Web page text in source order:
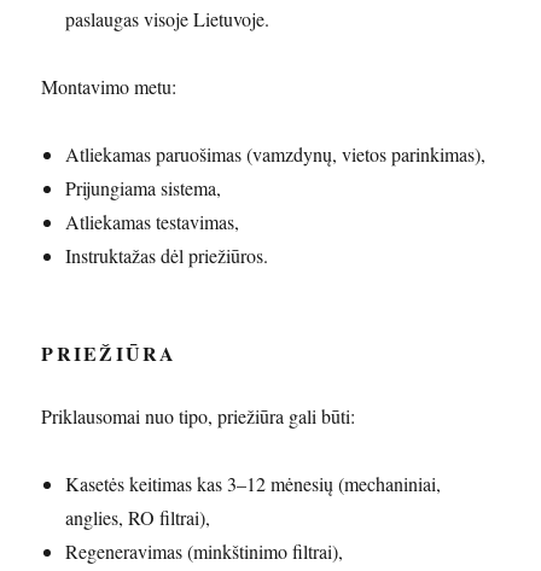
paslaugas visoje Lietuvoje.
Montavimo metu:
Atliekamas paruošimas (vamzdynų, vietos parinkimas),
Prijungiama sistema,
Atliekamas testavimas,
Instruktažas dėl priežiūros.
PRIEŽIŪRA
Priklausomai nuo tipo, priežiūra gali būti:
Kasetės keitimas kas 3–12 mėnesių (mechaniniai,
anglies, RO filtrai),
Regeneravimas (minkštinimo filtrai),